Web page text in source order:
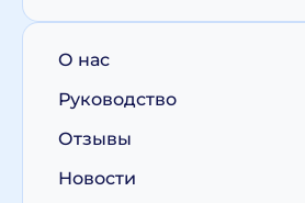
О нас
Руководство
Отзывы
Новости